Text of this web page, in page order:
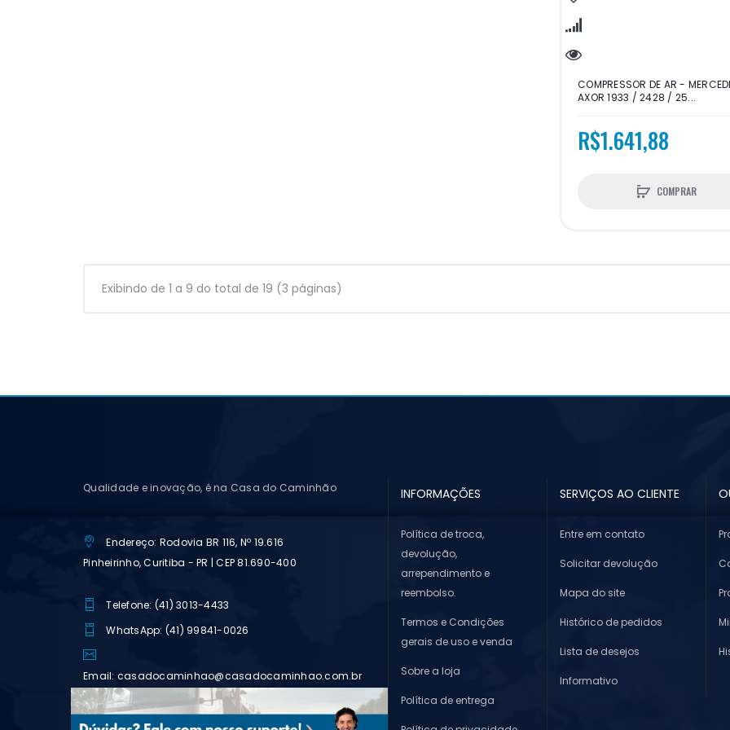
COMPRESSOR DE AR -
AXOR 1933 / 2428 / 25...
R$1.641,88
COMPRAR
Exibindo de 1 a 9 do total de 19 (3 páginas)
Qualidade e inovação, é na Casa do Caminhão
Endereço: Rodovia BR 116, Nº 19.616
Pinheirinho, Curitiba - PR | CEP 81.690-400
Telefone: (41) 3013-4433
WhatsApp: (41) 99841-0026
Email: casadocaminhao@casadocaminhao.com.br
INFORMAÇÕES
Política de troca,
devolução,
arrependimento e
reembolso.
Termos e Condições
gerais de uso e venda
Sobre a loja
Política de entrega
SERVIÇOS AO CLIENTE
Entre em contato
Solicitar devolução
Mapa do site
Histórico de pedidos
Lista de desejos
Informativo